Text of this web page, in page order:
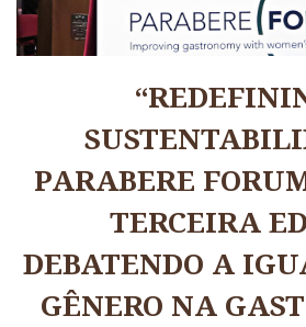
PARABERE
TERCEIRA
DEBATENDO A
GÊNERO NA